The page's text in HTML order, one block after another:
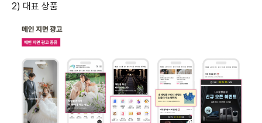
2) 대표 상품